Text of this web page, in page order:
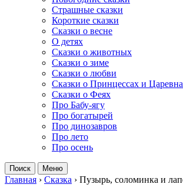
Страшные сказки
Короткие сказки
Сказки о весне
О детях
Сказки о животных
Сказки о зиме
Сказки о любви
Сказки о Принцессах и
Сказки о Феях
Про Бабу-ягу
Про богатырей
Про динозавров
Про лето
Про осень
Поиск Меню
Главная › Сказка › Пузырь, соломинка и